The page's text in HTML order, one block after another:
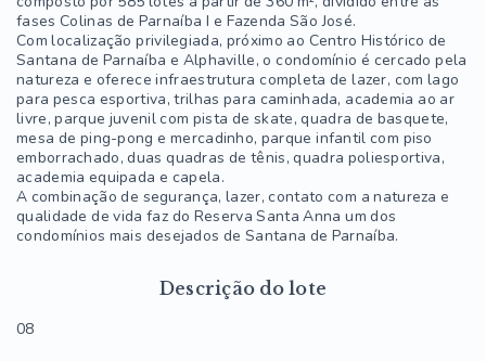
fases Colinas de Parnaíba I e Fazenda São José.
Com localização privilegiada, próximo ao Centro Histórico de
Santana de Parnaíba e Alphaville, o condomínio é cercado pela
natureza e oferece infraestrutura completa de lazer, com lago
para pesca esportiva, trilhas para caminhada, academia ao ar
livre, parque juvenil com pista de skate, quadra de basquete,
mesa de ping-pong e mercadinho, parque infantil com piso
emborrachado, duas quadras de tênis, quadra poliesportiva,
academia equipada e capela.
A combinação de segurança, lazer, contato com a natureza e
qualidade de vida faz do Reserva Santa Anna um dos
condomínios mais desejados de Santana de Parnaíba.
Descrição do lote
08